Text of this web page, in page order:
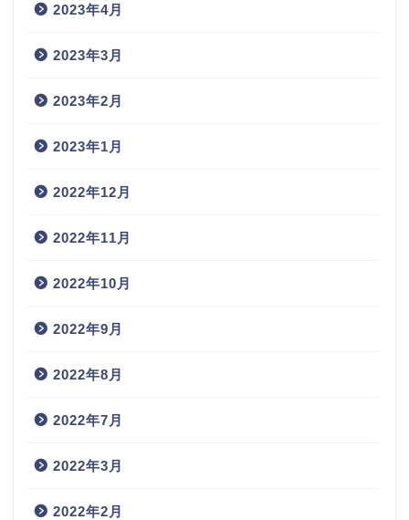
2023年4月
2023年3月
2023年2月
2023年1月
2022年12月
2022年11月
2022年10月
2022年9月
2022年8月
2022年7月
2022年3月
2022年2月